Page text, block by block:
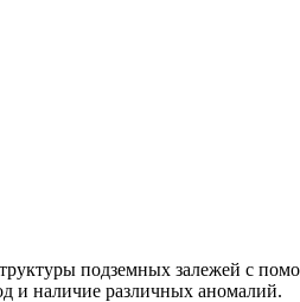
подземных залежей с
и наличие различных аномалий.